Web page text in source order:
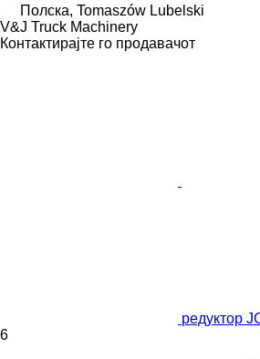
Полска, Tomaszów Lubelski
V&J Truck Machinery
Контактирајте го продавачот
редуктор
6